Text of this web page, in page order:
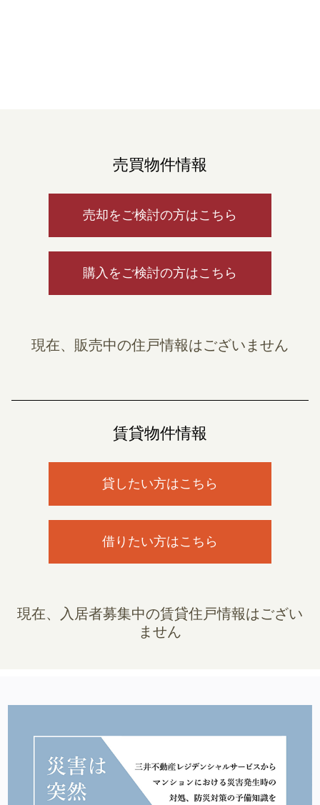
売買物件情報
売却をご検討の方はこちら
購入をご検討の方はこちら
現在、販売中の住戸情報はございません
賃貸物件情報
貸したい方はこちら
借りたい方はこちら
現在、入居者募集中の賃貸住戸情報はござい
ません